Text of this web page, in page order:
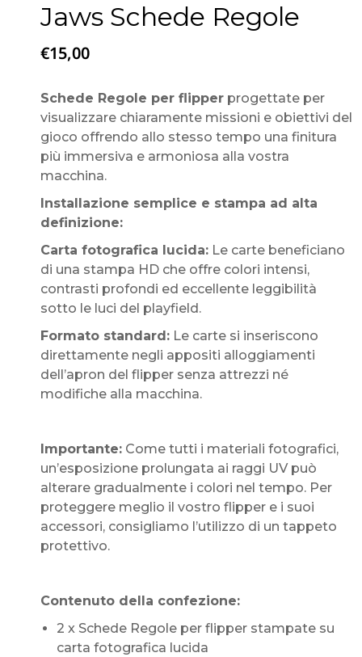
Jaws Schede Regole
€15,00
Schede Regole per flipper progettate per
visualizzare chiaramente missioni e obiettivi del
gioco offrendo allo stesso tempo una finitura
più immersiva e armoniosa alla vostra
macchina.
Installazione semplice e stampa ad alta
definizione:
Carta fotografica lucida: Le carte beneficiano
di una stampa HD che offre colori intensi,
contrasti profondi ed eccellente leggibilità
sotto le luci del playfield.
Formato standard: Le carte si inseriscono
direttamente negli appositi alloggiamenti
dell’apron del flipper senza attrezzi né
modifiche alla macchina.
Importante: Come tutti i materiali fotografici,
un’esposizione prolungata ai raggi UV può
alterare gradualmente i colori nel tempo. Per
proteggere meglio il vostro flipper e i suoi
accessori, consigliamo l’utilizzo di un tappeto
protettivo.
Contenuto della confezione:
2 x Schede Regole per flipper stampate su
carta fotografica lucida